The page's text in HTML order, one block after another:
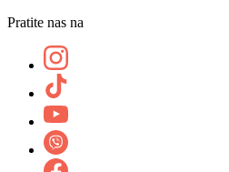
Pratite nas na